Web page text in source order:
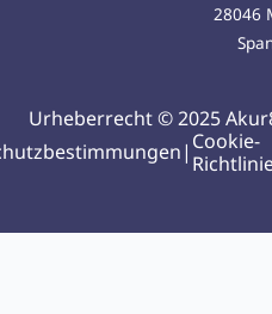
28046
Urheberrecht © 2025
| Cookie-